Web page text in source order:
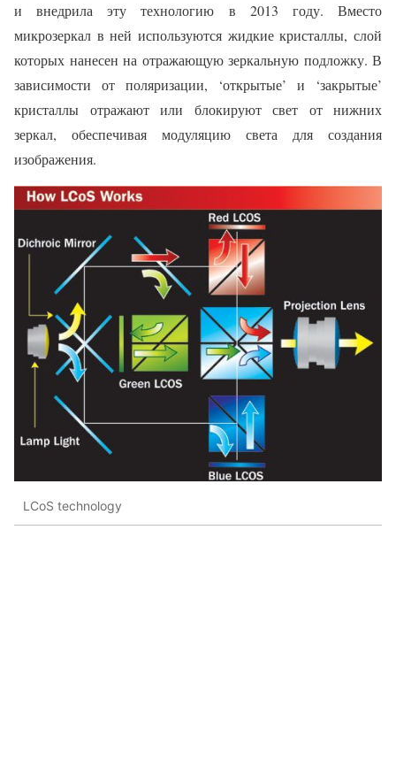
и внедрила эту технологию в 2013 году. Вместо
микрозеркал в ней используются жидкие кристаллы, слой
которых нанесен на отражающую зеркальную подложку. В
зависимости от поляризации, ‘открытые’ и ‘закрытые’
кристаллы отражают или блокируют свет от нижних
зеркал, обеспечивая модуляцию света для создания
изображения.
LCoS technology